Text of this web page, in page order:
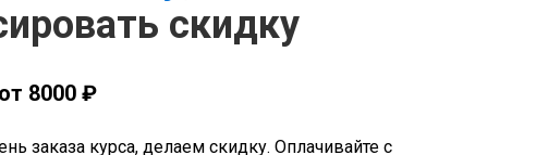
скидку
8000 ₽
заказа курса, делаем скидку. Оплачивайте с